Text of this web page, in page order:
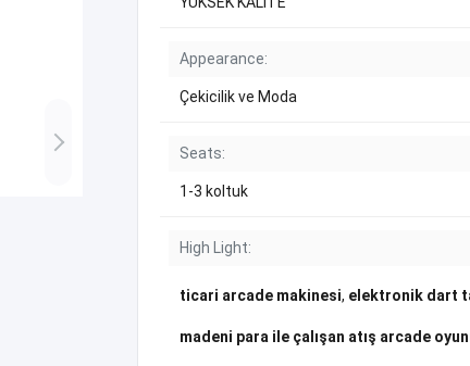
Appearance:
Çekicilik ve Moda
Seats:
1-3 koltuk
High Light:
ticari arcade makinesi, elektronik dart
madeni para ile çalışan atış arcade